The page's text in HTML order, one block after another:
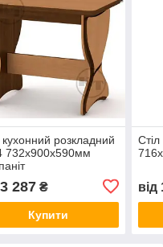
кухонний розкладний
732х900х590мм
3 287₴
Купити
від